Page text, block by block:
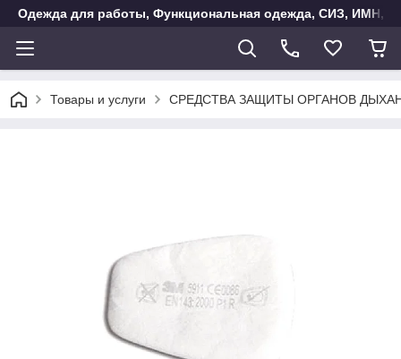
Одежда для работы, Функциональная одежда, СИЗ, ИМН,
Товары и услуги СРЕДСТВА ЗАЩИТЫ ОРГАНОВ